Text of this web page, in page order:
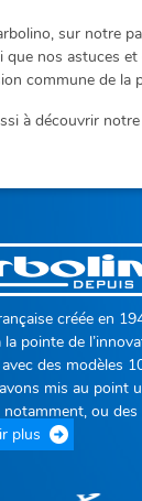
sur notre
que nos astuces
commune de la
à découvrir notre
créée en
pointe de
des modèles
mis au point
ou des
plus